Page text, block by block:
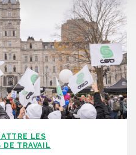
LES
TRAVAIL